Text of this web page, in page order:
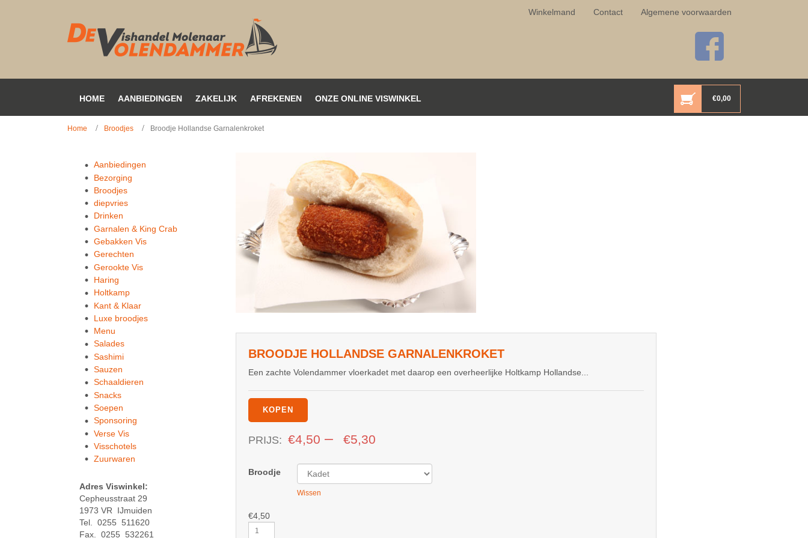
Winkelmand Contact Algemene voorwaarden
HOME AANBIEDINGEN ZAKELIJK AFREKENEN ONZE ONLINE VISWINKEL €0,00
Home Broodjes Broodje Hollandse Garnalenkroket
Aanbiedingen
Bezorging
Broodjes
diepvries
Drinken
Garnalen & King Crab
Gebakken Vis
Gerechten
Gerookte Vis
Haring
Holtkamp
Kant & Klaar
Luxe broodjes
Menu
Salades
Sashimi
Sauzen
Schaaldieren
Snacks
Soepen
Sponsoring
Verse Vis
Visschotels
Zuurwaren
Adres Viswinkel:
Cepheusstraat 29
1973 VR IJmuiden
Tel. 0255 511620
Fax. 0255 532261
BROODJE HOLLANDSE GARNALENKROKET
Een zachte Volendammer vloerkadet met daarop een overheerlijke Holtkamp Hollandse...
KOPEN
PRIJS: €4,50 – €5,30
Broodje
Wissen
€4,50
Broodje